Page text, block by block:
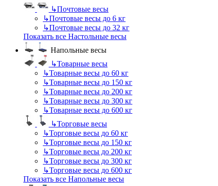
↳Почтовые весы
↳Почтовые весы до 6 кг
↳Почтовые весы до 32 кг
Показать все Настольные весы
Напольные весы
↳Товарные весы
↳Товарные весы до 60 кг
↳Товарные весы до 150 кг
↳Товарные весы до 200 кг
↳Товарные весы до 300 кг
↳Товарные весы до 600 кг
↳Торговые весы
↳Торговые весы до 60 кг
↳Торговые весы до 150 кг
↳Торговые весы до 200 кг
↳Торговые весы до 300 кг
↳Торговые весы до 600 кг
Показать все Напольные весы